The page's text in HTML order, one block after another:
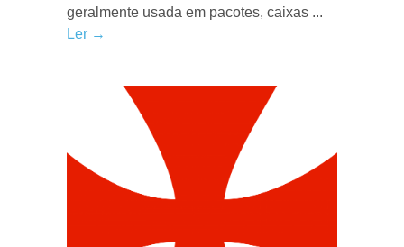
geralmente usada em pacotes, caixas ...
Ler →